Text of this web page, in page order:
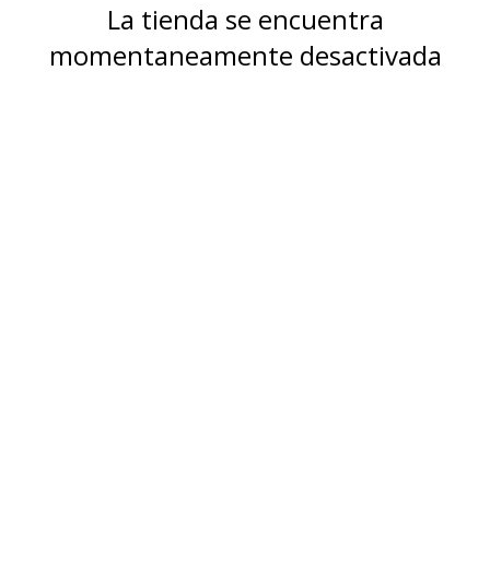
La tienda se encuentra
momentaneamente desactivada